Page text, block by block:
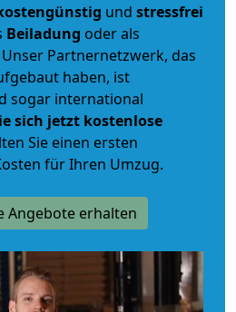
und stressfrei
Beiladung oder als
Unser Partnernetzwerk, das
haben, ist
sogar international
sich jetzt kostenlose
Sie einen ersten
für Ihren Umzug.
Angebote erhalten